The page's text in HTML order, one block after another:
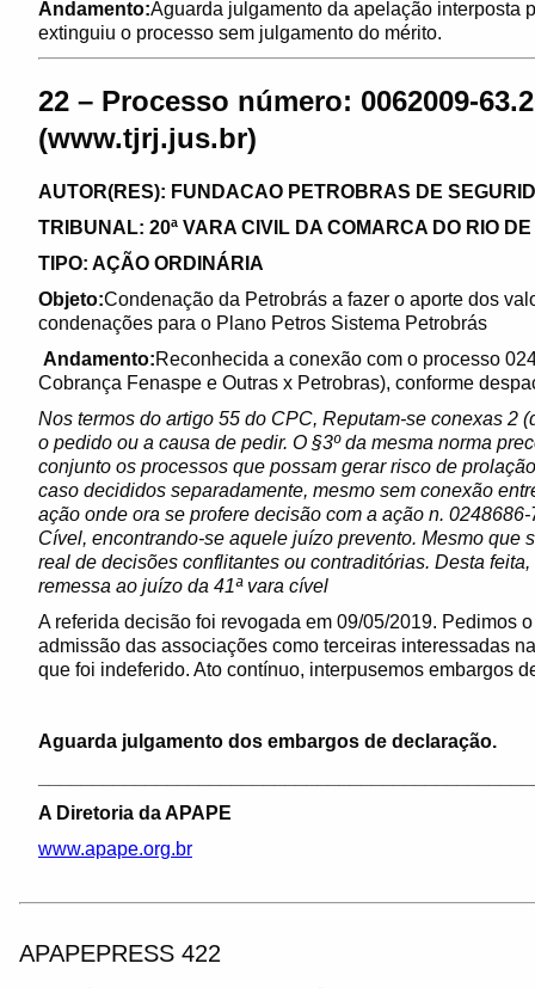
Andamento:Aguarda julgamento da apelação interposta
extinguiu o processo sem julgamento do mérito.
22 – Processo número: 0062009-
(www.tjrj.jus.br)
AUTOR(RES): FUNDACAO PETROBRAS DE
TRIBUNAL: 20ª VARA CIVIL DA COMARCA DO RIO
TIPO: AÇÃO ORDINÁRIA
Objeto:Condenação da Petrobrás a fazer o aporte dos
condenações para o Plano Petros Sistema Petrobrás
Andamento:Reconhecida a conexão com o processo
Cobrança Fenaspe e Outras x Petrobras), conforme
Nos termos do artigo 55 do CPC, Reputam-se conexas 2
o pedido ou a causa de pedir. O §3º da mesma norma
conjunto os processos que possam gerar risco de
caso decididos separadamente, mesmo sem conexão
ação onde ora se profere decisão com a ação n.
Cível, encontrando-se aquele juízo prevento. Mesmo que
real de decisões conflitantes ou contraditórias. Desta
remessa ao juízo da 41ª vara cível
A referida decisão foi revogada em 09/05/2019. Pedimos
admissão das associações como terceiras interessadas
que foi indeferido. Ato contínuo, interpusemos embargos
Aguarda julgamento dos embargos de declaração.
A Diretoria da APAPE
www.apape.org.br
APAPEPRESS 422